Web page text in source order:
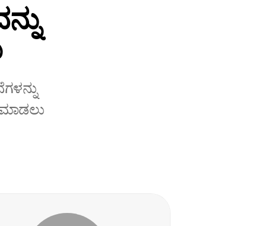
ಮಾಡಲು